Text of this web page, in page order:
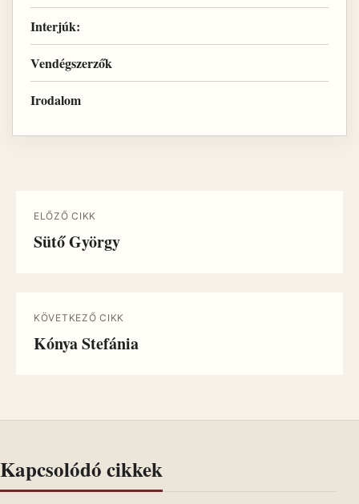
Interjúk:
Vendégszerzők
Irodalom
ELŐZŐ CIKK
Sütő György
KÖVETKEZŐ CIKK
Kónya Stefánia
Kapcsolódó cikkek